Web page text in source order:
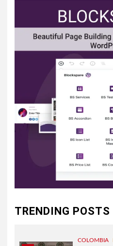
TRENDING POSTS
COLOMBIA